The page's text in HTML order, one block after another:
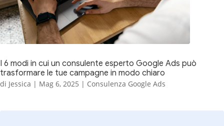
I 6 modi in cui un consulente esperto Google Ads può
trasformare le tue campagne in modo chiaro
di Jessica | Mag 6, 2025 | Consulenza Google Ads